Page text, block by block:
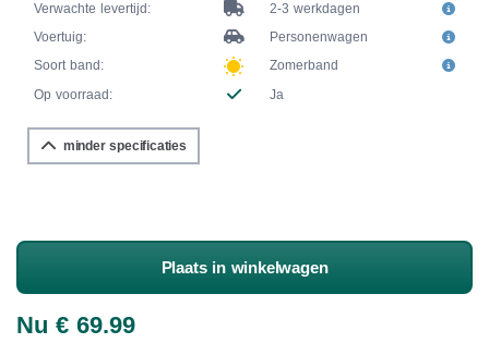
Verwachte levertijd:
2-3 werkdagen
Voertuig:
Personenwagen
Soort band:
Zomerband
Op voorraad:
Ja
minder specificaties
Plaats in winkelwagen
Nu € 69.99